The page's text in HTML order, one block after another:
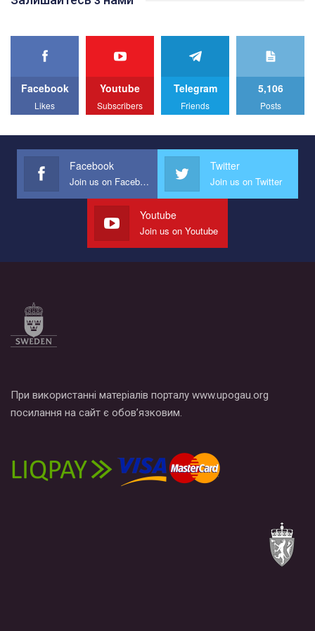
best video, representing programme for the development of
We appeal to your support and ask to help us implement our plan
All you have to do is to press "Like" below the video.
Эмоционально сильный ролик от команды "Гей-альянс
представляющий программу развития организации.
Мы просим вас поддержать нас и помочь нам реализовать
наш план по борьбе с насилием и дискриминацией на почве
СОГИ в Украине.
Все, что вам нужно сделать - это зайти на наш канал YouTube
Facebook
Likes
Youtube
Subscribers
Telegram
Friends
5,106
Posts
Facebook
Join us on Facebook
Twitter
Join us on Twitter
Youtube
Join us on Youtube
При використанні матеріалів порталу www.upogau.org
посилання на сайт є обов’язковим.